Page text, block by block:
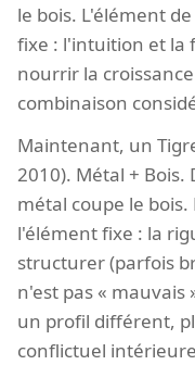
le bois. L'élément
fixe : l'intuition et la
nourrir la
combinaison
Maintenant, un
2010). Métal + Bois.
métal coupe le
l'élément fixe : la
structurer (parfois
n'est pas «
un profil différent,
conflictuel